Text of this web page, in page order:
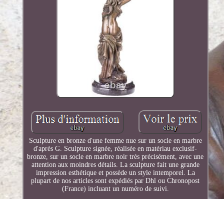
Sculpture en bronze d'une femme nue sur un socle en marbre
d'après G. Sculpture signée, réalisée en matériau exclusif-
bronze, sur un socle en marbre noir très précisément, avec une
attention aux moindres détails. La sculpture fait une grande
impression esthétique et possède un style intemporel. La
plupart de nos articles sont expédiés par Dhl ou Chronopost
(France) incluant un numéro de suivi.